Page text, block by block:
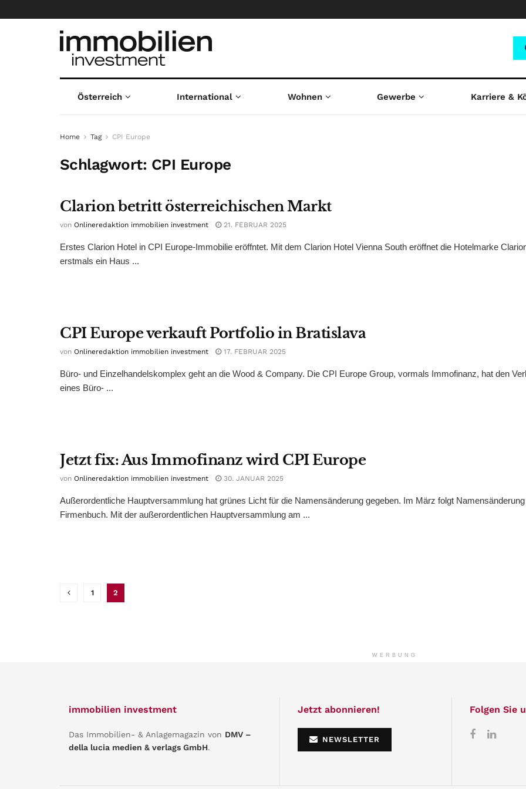
Österreich International Wohnen Gewerbe Karriere &
Home Tag CPI Europe
Schlagwort: CPI Europe
Clarion betritt österreichischen Markt
von Onlineredaktion immobilien investment 21. FEBRUAR 2025
Erstes Clarion Hotel in CPI Europe-Immobilie eröffntet. Mit dem Clarion Hotel Vienna South eröffnet die Hotelmarke
erstmals ein Haus ...
CPI Europe verkauft Portfolio in Bratislava
von Onlineredaktion immobilien investment 17. FEBRUAR 2025
Büro- und Einzelhandelskomplex geht an die Wood & Company. Die CPI Europe Group, vormals Immofinanz, hat den
eines Büro- ...
Jetzt fix: Aus Immofinanz wird CPI Europe
von Onlineredaktion immobilien investment 30. JANUAR 2025
Außerordentliche Hauptversammlung hat grünes Licht für die Namensänderung gegeben. Im März folgt
Firmenbuch. Mit der außerordentlichen Hauptversammlung am ...
1 2
WERBUNG
immobilien investment
Das Immobilien- & Anlagemagazin von DMV –
della lucia medien & verlags GmbH.
Jetzt abonnieren!
NEWSLETTER
Folgen Sie